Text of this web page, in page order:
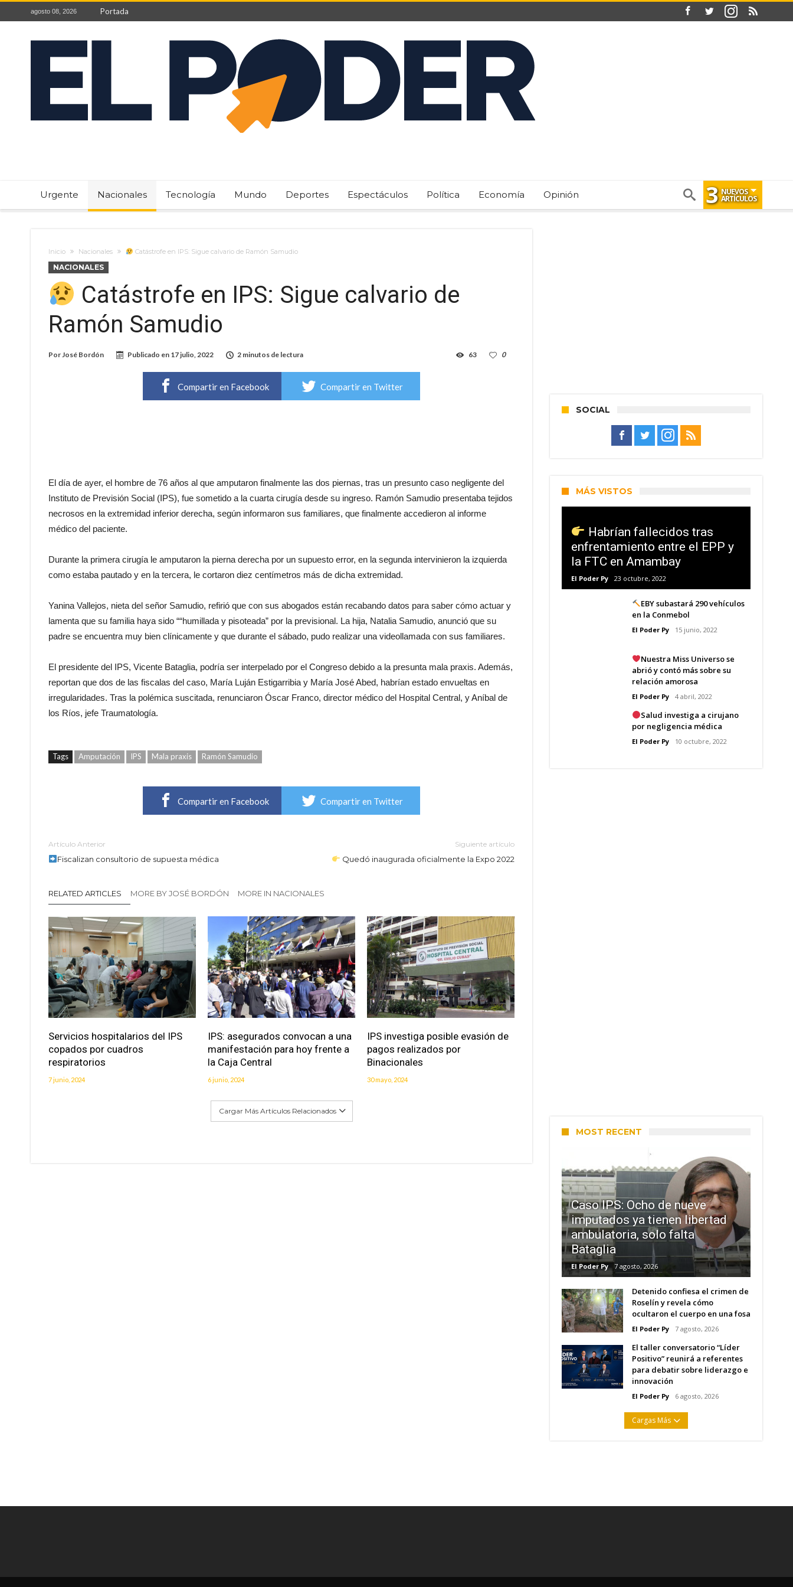
agosto 08, 2026 Portada
Urgente Nacionales Tecnología Mundo Deportes Espectáculos Política Economía Opinión 3 NUEVOS
ARTÍCULOS
Inicio Nacionales Catástrofe en IPS: Sigue calvario de Ramón Samudio
NACIONALES
Catástrofe en IPS: Sigue calvario de
Ramón Samudio
PorJosé Bordón Publicado en 17 julio, 2022 2 minutos de lectura 0
63
Compartir en Facebook Compartir en Twitter
El día de ayer, el hombre de 76 años al que amputaron finalmente las dos piernas, tras un presunto caso negligente del
Instituto de Previsión Social (IPS), fue sometido a la cuarta cirugía desde su ingreso. Ramón Samudio presentaba tejidos
necrosos en la extremidad inferior derecha, según informaron sus familiares, que finalmente accedieron al informe
médico del paciente.
Durante la primera cirugía le amputaron la pierna derecha por un supuesto error, en la segunda intervinieron la izquierda
como estaba pautado y en la tercera, le cortaron diez centímetros más de dicha extremidad.
Yanina Vallejos, nieta del señor Samudio, refirió que con sus abogados están recabando datos para saber cómo actuar y
lamenta que su familia haya sido ““humillada y pisoteada” por la previsional. La hija, Natalia Samudio, anunció que su
padre se encuentra muy bien clínicamente y que durante el sábado, pudo realizar una videollamada con sus familiares.
El presidente del IPS, Vicente Bataglia, podría ser interpelado por el Congreso debido a la presunta mala praxis. Además,
reportan que dos de las fiscalas del caso, María Luján Estigarribia y María José Abed, habrían estado envueltas en
irregularidades. Tras la polémica suscitada, renunciaron Óscar Franco, director médico del Hospital Central, y Aníbal de
los Ríos, jefe Traumatología.
Tags Amputación IPS Mala praxis Ramón Samudio
Compartir en Facebook Compartir en Twitter
Artículo Anterior
Fiscalizan consultorio de supuesta médica
Siguiente artículo
Quedó inaugurada oficialmente la Expo 2022
RELATED ARTICLES MORE BY JOSÉ BORDÓN MORE IN NACIONALES
Servicios hospitalarios del IPS
copados por cuadros
respiratorios
7 junio, 2024
IPS: asegurados convocan a una
manifestación para hoy frente a
la Caja Central
6 junio, 2024
IPS investiga posible evasión de
pagos realizados por
Binacionales
30 mayo, 2024
Cargar Más Artículos Relacionados
SOCIAL
MÁS VISTOS
Habrían fallecidos tras
enfrentamiento entre el EPP y
la FTC en Amambay
El Poder Py 23 octubre, 2022
EBY subastará 290 vehículos
en la Conmebol
El Poder Py 15 junio, 2022
Nuestra Miss Universo se
abrió y contó más sobre su
relación amorosa
El Poder Py 4 abril, 2022
Salud investiga a cirujano
por negligencia médica
El Poder Py 10 octubre, 2022
MOST RECENT
Caso IPS: Ocho de nueve
imputados ya tienen libertad
ambulatoria, solo falta
Bataglia
El Poder Py 7 agosto, 2026
Detenido confiesa el crimen de
Roselín y revela cómo
ocultaron el cuerpo en una fosa
El Poder Py 7 agosto, 2026
El taller conversatorio “Líder
Positivo” reunirá a referentes
para debatir sobre liderazgo e
innovación
El Poder Py 6 agosto, 2026
Cargas Más